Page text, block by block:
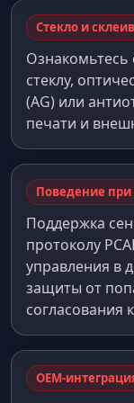
Стекло и
стеклу,
(AG) или
печати и
Поведение при
Поддержка
протоколу
управления в
защиты от
согласования
OEM-